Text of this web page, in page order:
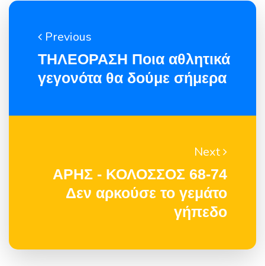
Previous
ΤΗΛΕΟΡΑΣΗ Ποια αθλητικά
γεγονότα θα δούμε σήμερα
Next
ΑΡΗΣ - ΚΟΛΟΣΣΟΣ 68-74
Δεν αρκούσε το γεμάτο
γήπεδο